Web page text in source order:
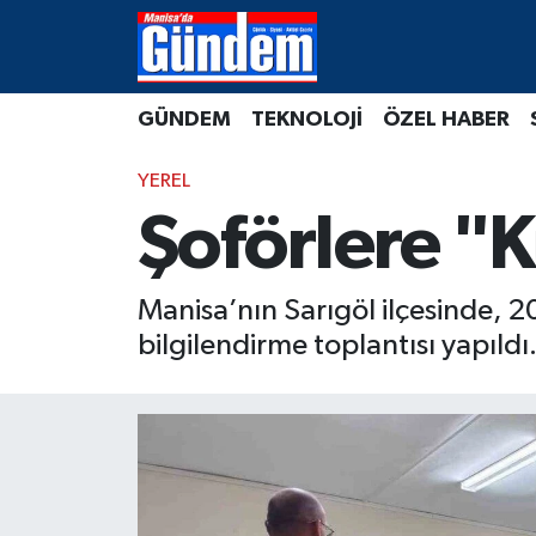
GÜNDEM TEKNOLOJİ ÖZEL HABER
YEREL
Şoförlere
Manisa’nın Sarıgöl ilçesinde,
bilgilendirme toplantısı yapıldı.
Manisa Hava Durumu
Süper Lig Puan Durumu ve Fikstür
Tüm Manşetler
Son Dakika Haberleri